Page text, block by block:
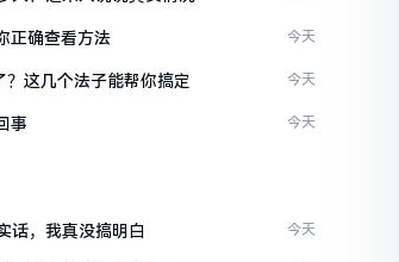
正确查看方法 今天
这几个法子能帮你搞定 今天
事 今天
话，我真没搞明白 今天